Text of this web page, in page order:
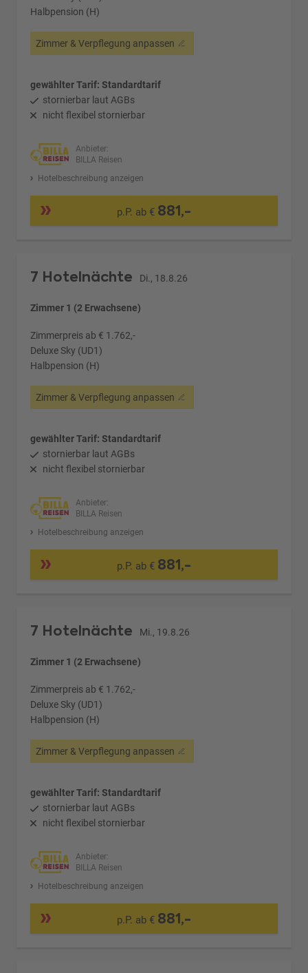
Halbpension (H)
Zimmer & Verpflegung anpassen
gewählter Tarif: Standardtarif
stornierbar laut AGBs
nicht flexibel stornierbar
Anbieter:
BILLA Reisen
Hotelbeschreibung anzeigen
p.P. ab € 881,-
7 Hotelnächte Di., 18.8.26
Zimmer 1 (2 Erwachsene)
Zimmerpreis ab € 1.762,-
Deluxe Sky (UD1)
Halbpension (H)
Zimmer & Verpflegung anpassen
gewählter Tarif: Standardtarif
stornierbar laut AGBs
nicht flexibel stornierbar
Anbieter:
BILLA Reisen
Hotelbeschreibung anzeigen
p.P. ab € 881,-
7 Hotelnächte Mi., 19.8.26
Zimmer 1 (2 Erwachsene)
Zimmerpreis ab € 1.762,-
Deluxe Sky (UD1)
Halbpension (H)
Zimmer & Verpflegung anpassen
gewählter Tarif: Standardtarif
stornierbar laut AGBs
nicht flexibel stornierbar
Anbieter:
BILLA Reisen
Hotelbeschreibung anzeigen
p.P. ab € 881,-